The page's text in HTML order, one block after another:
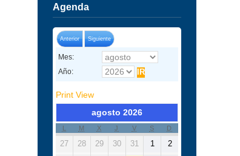
Agenda
Anterior Siguiente
Mes:
Año:
Print View
agosto 2026
L M X J V S D
27 28 29 30 31 1 2